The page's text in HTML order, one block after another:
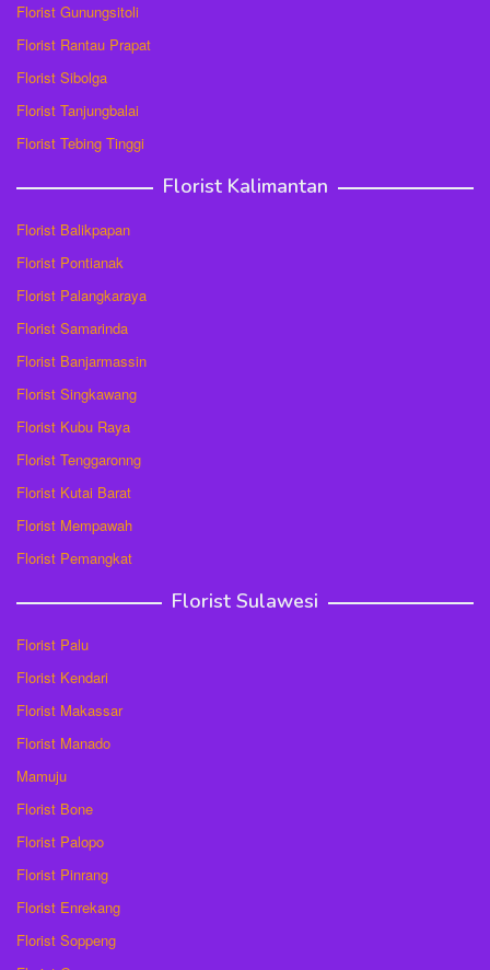
Florist Gunungsitoli
Florist Rantau Prapat
Florist Sibolga
Florist Tanjungbalai
Florist Tebing Tinggi
Florist Kalimantan
Florist Balikpapan
Florist Pontianak
Florist Palangkaraya
Florist Samarinda
Florist Banjarmassin
Florist Singkawang
Florist Kubu Raya
Florist Tenggaronng
Florist Kutai Barat
Florist Mempawah
Florist Pemangkat
Florist Sulawesi
Florist Palu
Florist Kendari
Florist Makassar
Florist Manado
Mamuju
Florist Bone
Florist Palopo
Florist Pinrang
Florist Enrekang
Florist Soppeng